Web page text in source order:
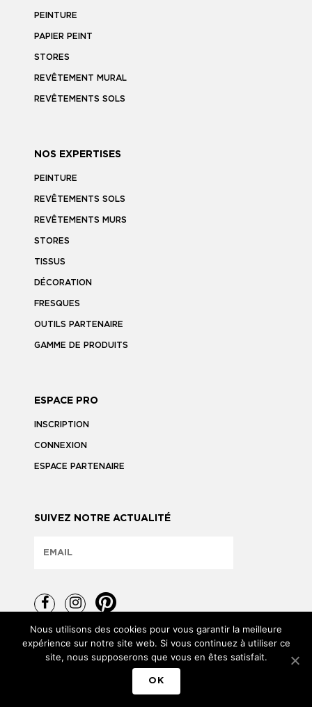
PEINTURE
PAPIER PEINT
STORES
REVÊTEMENT MURAL
REVÊTEMENTS SOLS
NOS EXPERTISES
PEINTURE
REVÊTEMENTS SOLS
REVÊTEMENTS MURS
STORES
TISSUS
DÉCORATION
FRESQUES
OUTILS PARTENAIRE
GAMME DE PRODUITS
ESPACE PRO
INSCRIPTION
CONNEXION
ESPACE PARTENAIRE
SUIVEZ NOTRE ACTUALITÉ
TOUS DROITS RÉSERVÉS © 2026
Nous utilisons des cookies pour vous garantir la meilleure
expérience sur notre site web. Si vous continuez à utiliser ce
site, nous supposerons que vous en êtes satisfait.
OK